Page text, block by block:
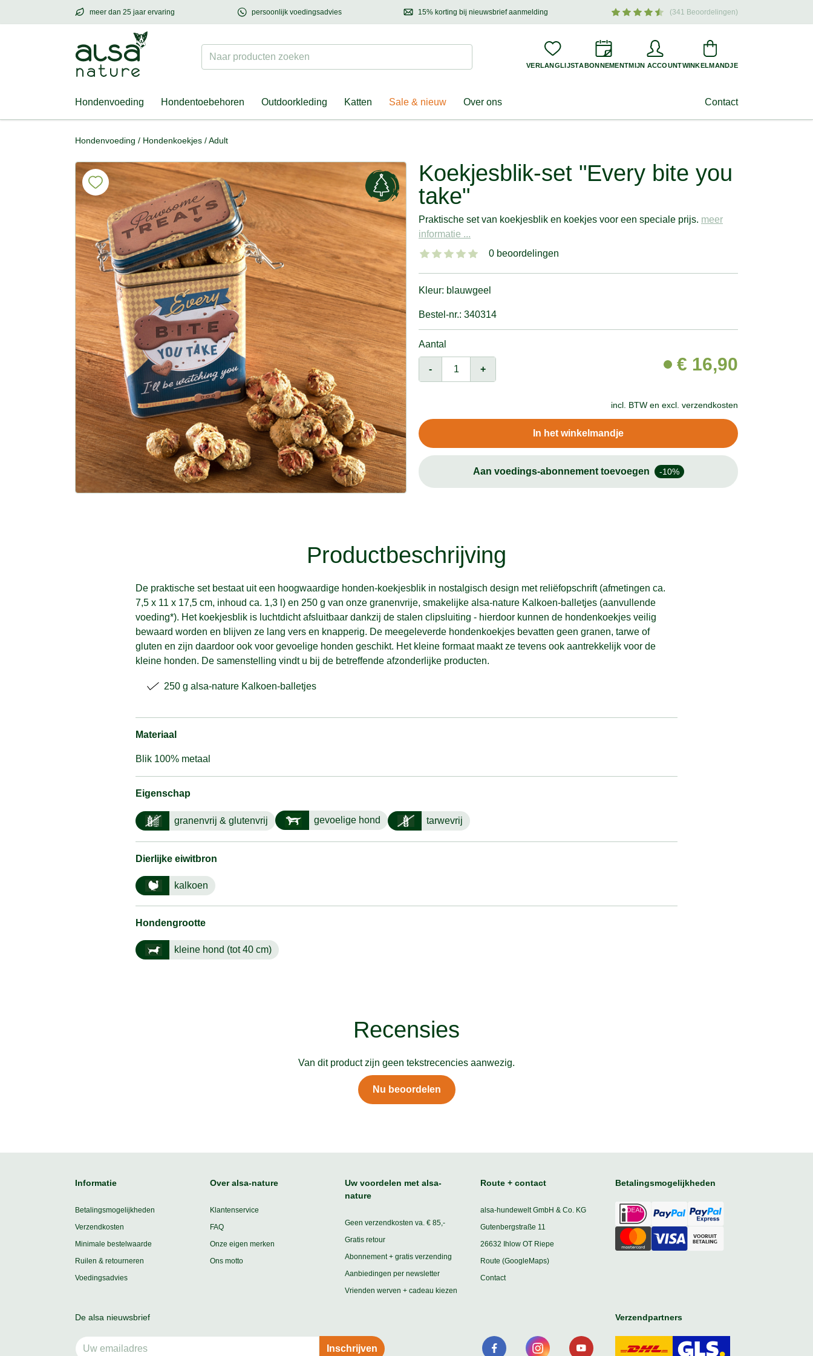
meer dan 25 jaar ervaring
meer dan25 jaar ervaring – met hart voor hond & eigenaar (341 Beoordelingen)
15% korting bij nieuwsbrief aanmelding
Ontdek nieuwtjes, hoogtepunten en aantrekkelijke aanbiedingen voor uw hond –
persoonlijk voedingsadvies
Mailons met uw vragen, onze voedingsdeskundige adviseert u graag!
Naar producten zoeken Suchen
VERLANGLIJSTABONNEMENTMIJN ACCOUNTWINKELMANDJE
Hondenvoeding Hondentoebehoren Outdoorkleding Katten Sale & nieuw Over ons Contact
Hondenvoeding / Hondenkoekjes /Adult
Koekjesblik-set "Every bite you
take"
Praktische set van koekjesblik en koekjes voor een speciale prijs. meer
informatie ...
0 beoordelingen
Kleur: blauwgeel
Bestel-nr.: 340314
Aantal
- + € 16,90
incl. BTW en excl. verzendkosten
In het winkelmandje
Aan voedings-abonnement toevoegen -10%
Productbeschrijving
De praktische set bestaat uit een hoogwaardige honden-koekjesblik in nostalgisch design met reliëfopschrift (afmetingen ca.
7,5 x 11 x 17,5 cm, inhoud ca. 1,3 l) en 250 g van onze granenvrije, smakelijke alsa-nature Kalkoen-balletjes (aanvullende
voeding*). Het koekjesblik is luchtdicht afsluitbaar dankzij de stalen clipsluiting - hierdoor kunnen de hondenkoekjes veilig
bewaard worden en blijven ze lang vers en knapperig. De meegeleverde hondenkoekjes bevatten geen granen, tarwe of
gluten en zijn daardoor ook voor gevoelige honden geschikt. Het kleine formaat maakt ze tevens ook aantrekkelijk voor de
kleine honden. De samenstelling vindt u bij de betreffende afzonderlijke producten.
250 g alsa-nature Kalkoen-balletjes
Materiaal
Blik 100% metaal
Eigenschap
granenvrij & glutenvrij gevoelige hond tarwevrij
Dierlijke eiwitbron
kalkoen
Hondengrootte
kleine hond (tot 40 cm)
Recensies
Van dit product zijn geen tekstrecencies aanwezig.
Nu beoordelen
Informatie
Betalingsmogelijkheden
Verzendkosten
Minimale bestelwaarde
Ruilen & retourneren
Voedingsadvies
Over alsa-nature
Klantenservice
FAQ
Onze eigen merken
Ons motto
Uw voordelen met alsa-
nature
Geen verzendkosten va. € 85,-
Gratis retour
Abonnement + gratis verzending
Aanbiedingen per newsletter
Vrienden werven + cadeau kiezen
Route + contact
alsa-hundewelt GmbH & Co. KG
Gutenbergstraße 11
26632 Ihlow OT Riepe
Route (GoogleMaps)
Contact
Betalingsmogelijkheden
Verzendpartners
De alsa nieuwsbrief